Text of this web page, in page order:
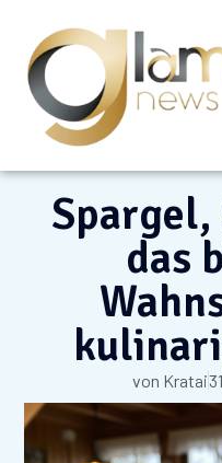
Spargel,
das
von Kratai